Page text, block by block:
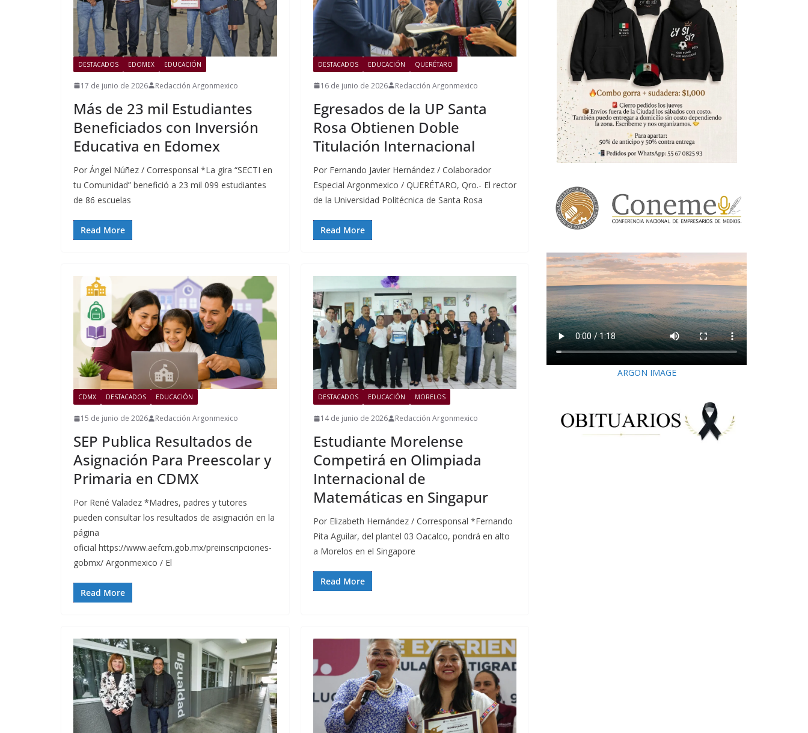
DESTACADOS EDOMEX EDUCACIÓN
17 de junio de 2026 Redacción Argonmexico
Más de 23 mil Estudiantes
Beneficiados con Inversión
Educativa en Edomex
Por Ángel Núñez / Corresponsal *La gira “SECTI en
tu Comunidad” benefició a 23 mil 099 estudiantes
de 86 escuelas
Read More
DESTACADOS EDUCACIÓN QUERÉTARO
16 de junio de 2026 Redacción Argonmexico
Egresados de la UP Santa
Rosa Obtienen Doble
Titulación Internacional
Por Fernando Javier Hernández / Colaborador
Especial Argonmexico / QUERÉTARO, Qro.- El rector
de la Universidad Politécnica de Santa Rosa
Read More
CDMX DESTACADOS EDUCACIÓN
15 de junio de 2026 Redacción Argonmexico
SEP Publica Resultados de
Asignación Para Preescolar y
Primaria en CDMX
Por René Valadez *Madres, padres y tutores
pueden consultar los resultados de asignación en la
página
oficial https://www.aefcm.gob.mx/preinscripciones-
gobmx/ Argonmexico / El
Read More
DESTACADOS EDUCACIÓN MORELOS
14 de junio de 2026 Redacción Argonmexico
Estudiante Morelense
Competirá en Olimpiada
Internacional de
Matemáticas en Singapur
Por Elizabeth Hernández / Corresponsal *Fernando
Pita Aguilar, del plantel 03 Oacalco, pondrá en alto
a Morelos en el Singapore
Read More
ARGON IMAGE